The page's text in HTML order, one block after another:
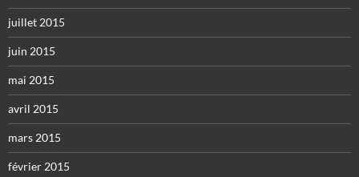
juillet 2015
juin 2015
mai 2015
avril 2015
mars 2015
février 2015